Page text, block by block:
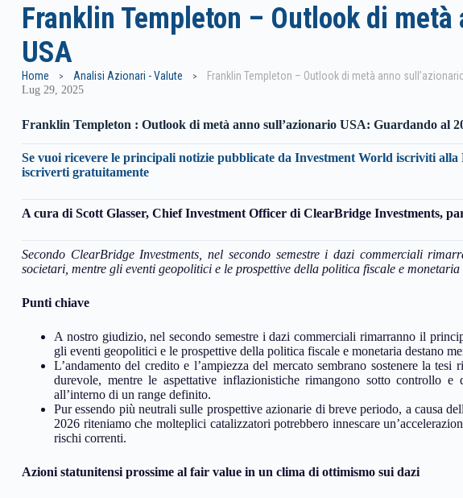
Franklin Templeton – Outlook di metà
USA
Home Analisi Azionari - Valute Franklin Templeton – Outlook di metà anno
Lug 29, 2025
Franklin Templeton : Outlook di metà anno sull’azionario USA: Guardando al
Se vuoi ricevere le principali notizie pubblicate da Investment World iscriviti
iscriverti gratuitamente
A cura di Scott Glasser, Chief Investment Officer di ClearBridge Investments,
Secondo ClearBridge Investments, nel secondo semestre i dazi commerciali
societari, mentre gli eventi geopolitici e le prospettive della politica fiscale e monetaria
Punti chiave
A nostro giudizio, nel secondo semestre i dazi commerciali rimarranno il
gli eventi geopolitici e le prospettive della politica fiscale e monetaria destano
L’andamento del credito e l’ampiezza del mercato sembrano sostenere la
durevole, mentre le aspettative inflazionistiche rimangono sotto controllo e
all’interno di un range definito.
Pur essendo più neutrali sulle prospettive azionarie di breve periodo, a causa
2026 riteniamo che molteplici catalizzatori potrebbero innescare
rischi correnti.
Azioni statunitensi prossime al fair value in un clima di ottimismo sui dazi